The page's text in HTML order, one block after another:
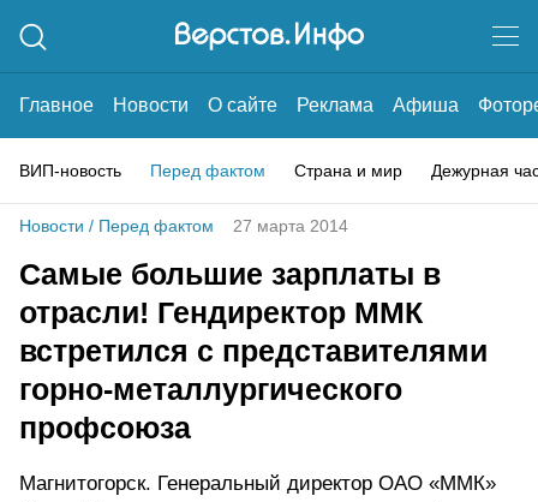
Главное Новости О сайте Реклама Афиша
ВИП-новость Перед фактом Страна и мир Дежурная
Новости / Перед фактом 27 марта 2014
Самые большие зарплаты в
отрасли! Гендиректор ММК
встретился с представителями
горно-металлургического
профсоюза
Магнитогорск. Генеральный директор ОАО «ММК»